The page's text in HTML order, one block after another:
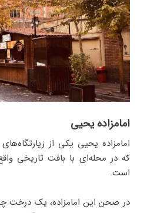
امامزاده یحیی
امامزاده یحیی یکی از
که در محله‌ای با بافت تاریخی
است.
در صحن این امامزاده، یک درخت